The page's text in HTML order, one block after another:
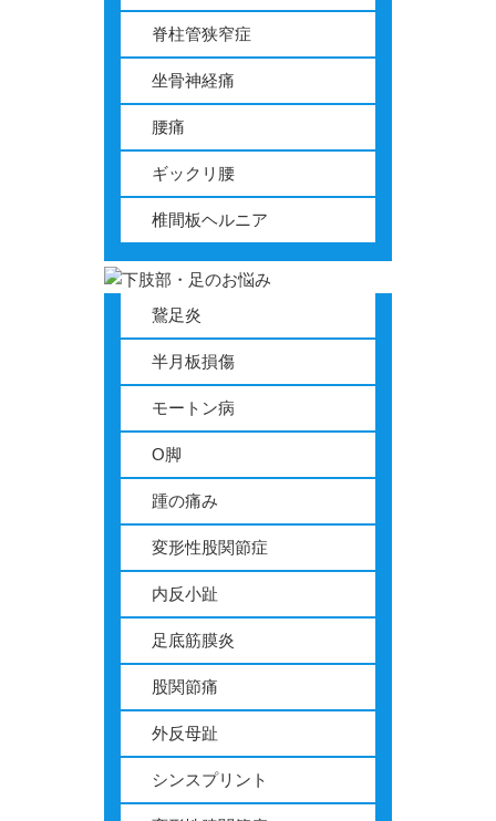
脊柱管狭窄症
坐骨神経痛
腰痛
ギックリ腰
椎間板ヘルニア
鵞足炎
半月板損傷
モートン病
O脚
踵の痛み
変形性股関節症
内反小趾
足底筋膜炎
股関節痛
外反母趾
シンスプリント